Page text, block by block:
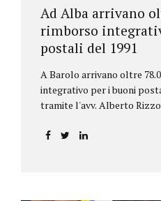
Ad Alba arrivano
rimborso
postali del 1991
A Barolo arrivano oltre
integrativo per i buoni
tramite l'avv. Alberto